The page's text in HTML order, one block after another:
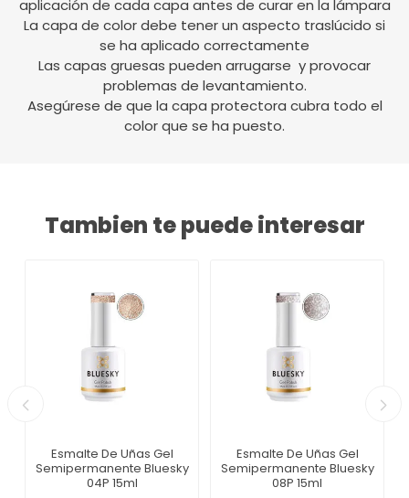
aplicación de cada capa antes de curar en la lámpara
La capa de color debe tener un aspecto traslúcido si
se ha aplicado correctamente
Las capas gruesas pueden arrugarse y provocar
problemas de levantamiento.
Asegúrese de que la capa protectora cubra todo el
color que se ha puesto.
Tambien te puede interesar
Esmalte De Uñas Gel
Semipermanente Bluesky
04P 15ml
Esmalte De Uñas Gel
Semipermanente Bluesky
08P 15ml